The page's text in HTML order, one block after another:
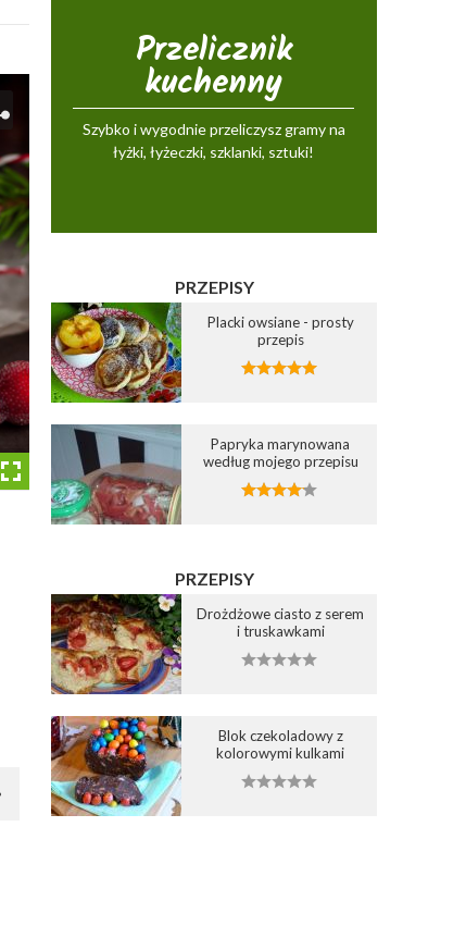
Bananowa babeczka z
kubeczka
Dodaj do ulubionych
Wybierz listę:
Cytrynowa babeczka z
Przelicznik
kuchenny
Szybko i wygodnie przeliczysz gramy na
łyżki, łyżeczki, szklanki, sztuki!
PRZEPISY
Placki owsiane - prosty
przepis
Papryka marynowana
według mojego przepisu
PRZEPISY
Drożdżowe ciasto z serem
i truskawkami
Blok czekoladowy z
kolorowymi kulkami